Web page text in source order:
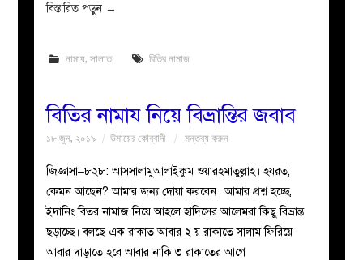
বিস্তারিত পড়ুন →
নামায, সালাত বিতির নামাজ
বিতির নামায নিয়ে বিভ্রান্তির জবাব
১৮ জুন, ২০১৯ উমায়ের কোব্বাদী মন্তব্য করুন
জিজ্ঞাসা–৮২৮: আসসালামুআলাইকুম ওয়ারহমাতুল্লাহ। হযরত,
কেমন আছেন? আমার জন্য দোয়া করবেন। আমার প্রশ্ন হচ্ছে,
ইদানিং বিতর নামাজ নিয়ে আহলে হাদিসের আলেমরা কিছু বিভ্রান্ত
ছড়াচ্ছে। বলছে এক রাকাত আবার ২ য় রাকাতে সালাম ফিরিয়ে
আবার দাড়াতে হবে আবার নাকি ৩ রাকাতের আগে